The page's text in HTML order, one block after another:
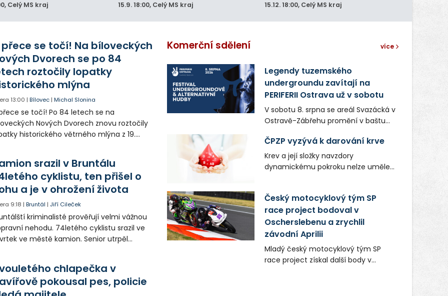
, Celý MS kraj 15.9.18:00, Celý MS kraj 15.12. 18:00, Celý MS kraj
přece se točí! Na bíloveckých
Dvorech se po 84
roztočily lopatky
mlýna
13:00 |Bílovec |Michal Slonina
se točí! Po 84 letech se na
Nových Dvorech znovu roztočily
historického větrného mlýna z 19.
srazil v Bruntálu
cyklistu, ten přišel o
a je v ohrožení života
9:18 |Bruntál |Jiří Cileček
kriminalisté prověřují velmi vážnou
nehodu. 74letého cyklistu srazil ve
ve městě kamion. Senior utrpěl
případné svědky.chlapečka v
pokousal pes, policie
Komerční sdělení více
Legendy tuzemského
undergroundu zavítají na
PERIFERII Ostrava už v sobotu
V sobotu 8. srpna se areál Svazácká v
Ostravě-Zábřehu promění v baštu
hudby. Uskuteční se zde totiž první
ročník festivalu PERIFERIE Ostrava.
Brány areálu se otevřou půlhodinu po
Vstupenky v ceně 450 Kč jsou v
prodeji.
ČPZP vyzývá k darování krve
Krev a její složky navzdory
dynamickému pokroku nelze uměle
nenahraditelnou tělní tekutinu
neobejde. Naléhavá potřeba doplnit
krevní zásoby nastává vždy v létě,
kdy stoupá počet úrazů. Česká
průmyslová zdravotní pojišťovna
(ČPZP) apeluje na všechny, kteří se
těší dobrému zdraví, aby se stali
Český motocyklový tým SP
race project bodoval v
Oscherslebenu a zrychlil
závodní Aprilii
Mladý český motocyklový tým SP
race project získal další body v